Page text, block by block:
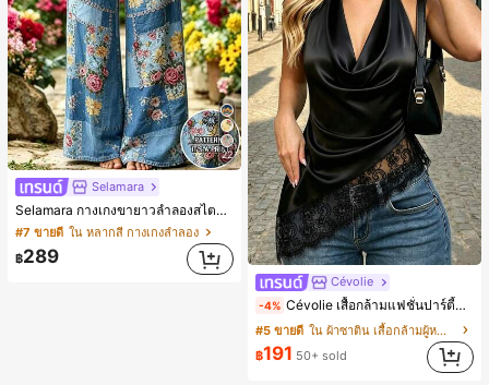
22
Selamara
Selamara กางเกงขายาวลำลองสไตล์โบฮีเมียนสำหรับพักผ่อน สีกากี ผิวสัมผัสมีเท็กซ์เจอร์ เอวสูงทรงหลวม เอวยางยืดพร้อมเชือกรูด ทรงขาตรงทิ้งตัว ขากว้าง สำหรับชายหาด ลำลอง พักผ่อน และเดินทาง
#7 ขายดี ใน หลากสี กางเกงลำลอง
฿289
Cévolie
-4% Cévolie เสื้อกล้ามแฟชั่นปาร์ตี้ทรงเข้ารูป เซ็กซี่ คอเดรป คอคาวล์ จับย่น แต่งลูกไม้ ดีไซน์ต่อผ้า เปิดหลัง แขนกุด
#5 ขายดี
ใน ผ้าซาติน เสื้อกล้ามผู้หญิง & Camis
฿191 50+ sold